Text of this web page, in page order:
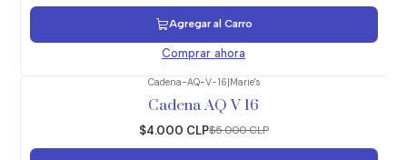
Agregar al Carro
Comprar ahora
Cadena-AQ-V-16|Marie's
Cadena AQ V 16
$4.000 CLP$5.000 CLP